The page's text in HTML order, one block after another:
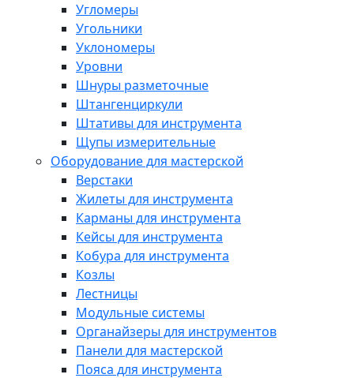
Угломеры
Угольники
Уклономеры
Уровни
Шнуры разметочные
Штангенциркули
Штативы для инструмента
Щупы измерительные
Оборудование для мастерской
Верстаки
Жилеты для инструмента
Карманы для инструмента
Кейсы для инструмента
Кобура для инструмента
Козлы
Лестницы
Модульные системы
Органайзеры для инструментов
Панели для мастерской
Пояса для инструмента